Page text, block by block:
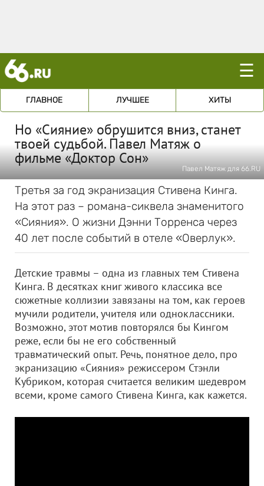
☰
ГЛАВНОЕ ЛУЧШЕЕ ХИТЫ
Но «Сияние» обрушится вниз, станет
твоей судьбой. Павел Матяж о
фильме «Доктор Сон»
Павел Матяж для 66.RU
Третья за год экранизация Стивена Кинга.
На этот раз – романа-сиквела знаменитого
«Сияния». О жизни Дэнни Торренса через
40 лет после событий в отеле «Оверлук».
Детские травмы – одна из главных тем Стивена
Кинга. В десятках книг живого классика все
сюжетные коллизии завязаны на том, как героев
мучили родители, учителя или одноклассники.
Возможно, этот мотив повторялся бы Кингом
реже, если бы не его собственный
травматический опыт. Речь, понятное дело, про
экранизацию «Сияния» режиссером Стэнли
Кубриком, которая считается великим шедевром
всеми, кроме самого Стивена Кинга, как кажется.